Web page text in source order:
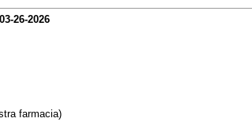
03-26-2026
farmacia)